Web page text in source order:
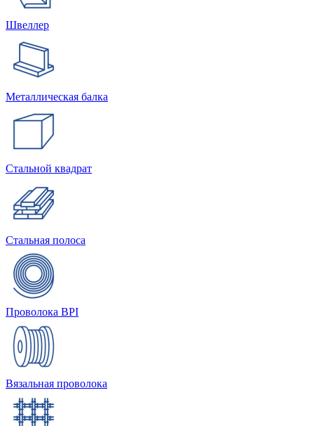
Швеллер
Металлическая балка
Стальной квадрат
Стальная полоса
Проволока BPI
Вязальная проволока